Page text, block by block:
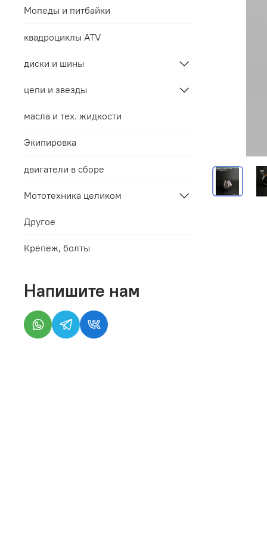
Мопеды и питбайки
квадроциклы ATV
диски и шины
цепи и звезды
масла и тех. жидкости
Экипировка
двигатели в сборе
Мототехника целиком
Другое
Крепеж, болты
Напишите нам